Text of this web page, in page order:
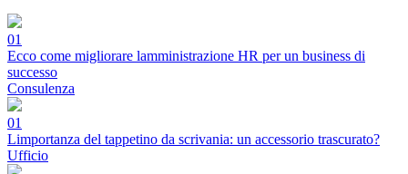
01
Ecco come migliorare lamministrazione HR per un business di
successo
Consulenza
01
Limportanza del tappetino da scrivania: un accessorio trascurato?
Ufficio